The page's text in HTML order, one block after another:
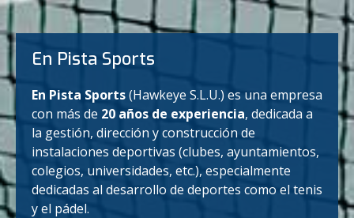
En Pista Sports
En Pista Sports(Hawkeye S.L.U.) es una empresa
con más de 20 años de experiencia, dedicada a
la gestión, dirección y construcción de
instalaciones deportivas (clubes, ayuntamientos,
colegios, universidades, etc.), especialmente
dedicadas al desarrollo de deportes como el tenis
y el pádel.